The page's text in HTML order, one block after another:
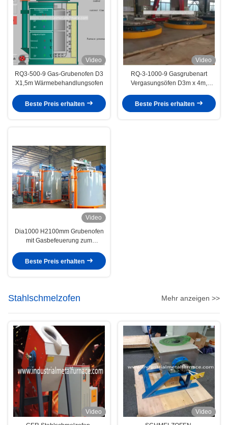
Video
RQ3-500-9 Gas-Grubenofen D3
X1,5m Wärmebehandlungsofen
Beste Preis erhalten
Video
RQ-3-1000-9 Gasgrubenart
Vergasungsöfen D3m x 4m,
Beste Preis erhalten
Video
Dia1000 H2100mm Grubenofen
mit Gasbefeuerung zum
Wärmebehandlungslösungen
Beste Preis erhalten
Stahlschmelzofen Mehr anzeigen >>
Video
Video